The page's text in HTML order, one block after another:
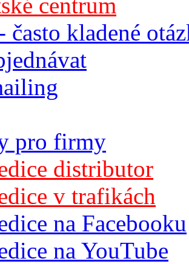
často kladené
pro firmy
distributor
v trafikách
na Facebooku
na YouTube